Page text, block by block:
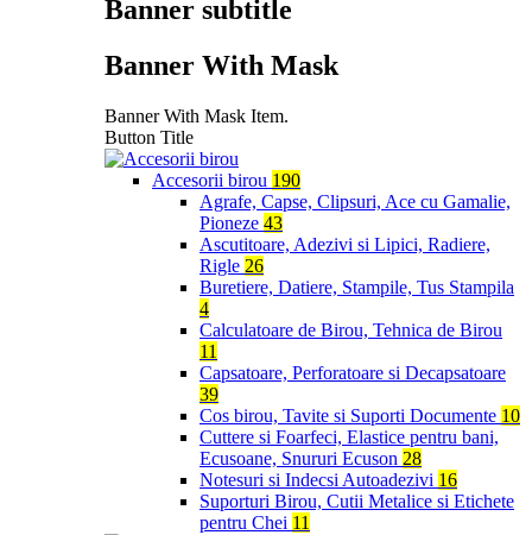
Banner subtitle
Banner With Mask
Banner With Mask Item.
Button Title
Accesorii birou 190
Agrafe, Capse, Clipsuri, Ace cu Gamalie,
Pioneze 43
Ascutitoare, Adezivi si Lipici, Radiere,
Rigle 26
Buretiere, Datiere, Stampile, Tus Stampila
4
Calculatoare de Birou, Tehnica de Birou
11
Capsatoare, Perforatoare si Decapsatoare
39
Cos birou, Tavite si Suporti Documente 10
Cuttere si Foarfeci, Elastice pentru bani,
Ecusoane, Snururi Ecuson 28
Notesuri si Indecsi Autoadezivi 16
Suporturi Birou, Cutii Metalice si Etichete
pentru Chei 11